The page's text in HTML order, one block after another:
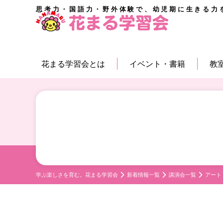
思考力・国語力・野外体験で、幼児期に生きる力
花まる学習会とは イベント・書籍 教
学ぶ楽しさを育む。花まる学習会 新着情報一覧 講演会一覧 アー